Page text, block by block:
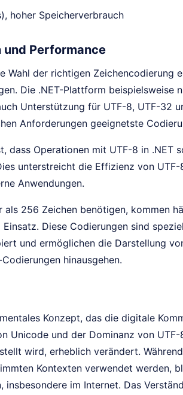
hoher Speicherverbrauch
Performance
Wahl der richtigen Zeichencodierung
Die .NET-Plattform beispielsweise
Unterstützung für UTF-8, UTF-32
Anforderungen geeignetste
dass Operationen mit UTF-8 in .NET
unterstreicht die Effizienz von
Anwendungen.
als 256 Zeichen benötigen, kommen
Diese Codierungen sind
und ermöglichen die Darstellung
hinausgehen.
Konzept, das die digitale
Unicode und der Dominanz von
wird, erheblich verändert.
Kontexten verwendet werden,
insbesondere im Internet. Das